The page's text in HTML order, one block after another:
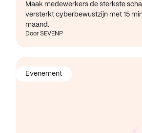
Maak medewerkers de sterkste
versterkt cyberbewustzijn met 15
maand.
Door SEVENP
Evenement